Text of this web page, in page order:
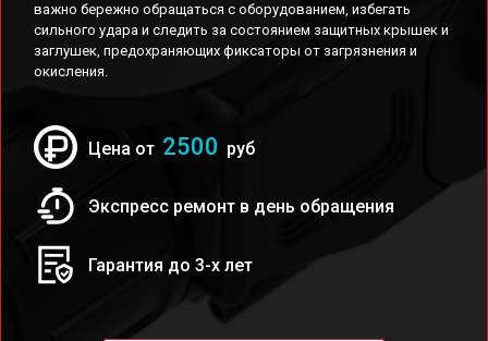
важно бережно обращаться с оборудованием, избегать
сильного удара и следить за состоянием защитных крышек и
заглушек, предохраняющих фиксаторы от загрязнения и
окисления.
Цена от 2500 руб
Экспресс ремонт в день обращения
Гарантия до 3-х лет